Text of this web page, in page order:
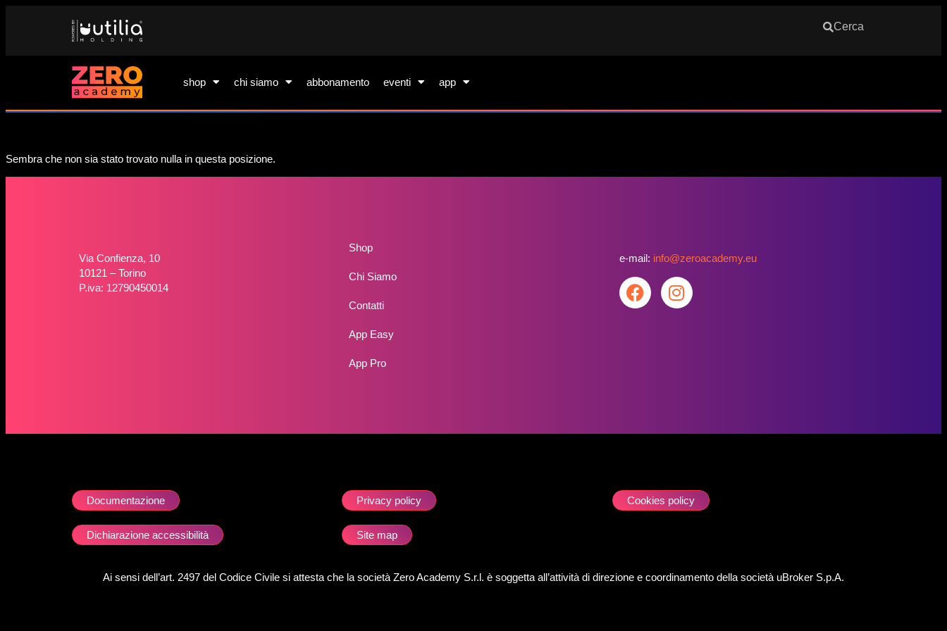
Cerca
shop chi siamo abbonamento eventi app
Sembra che non sia stato trovato nulla in questa posizione.
Via Confienza, 10
10121 – Torino
P.iva: 12790450014
Shop
Chi Siamo
Contatti
App Easy
App Pro
e-mail: info@zeroacademy.eu
Documentazione Privacy policy Cookies policy
Dichiarazione accessibilità Site map
Ai sensi dell’art. 2497 del Codice Civile si attesta che la società Zero Academy S.r.l. è soggetta all’attività di direzione e coordinamento della società uBroker S.p.A.